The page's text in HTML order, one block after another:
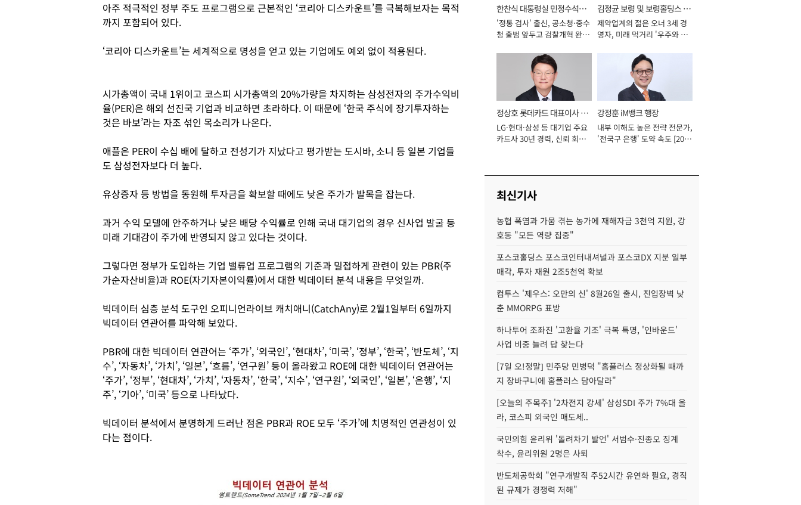
아주 적극적인 정부 주도 프로그램으로 근본적인 ‘코리아 디스카운트’를 극복해보자는 목적
까지 포함되어 있다.
‘코리아 디스카운트’는 세계적으로 명성을 얻고 있는 기업에도 예외 없이 적용된다.
시가총액이 국내 1위이고 코스피 시가총액의 20%가량을 차지하는 삼성전자의 주가수익비
율(PER)은 해외 선진국 기업과 비교하면 초라하다. 이 때문에 ‘한국 주식에 장기투자하는
것은 바보’라는 자조 섞인 목소리가 나온다.
애플은 PER이 수십 배에 달하고 전성기가 지났다고 평가받는 도시바, 소니 등 일본 기업들
도 삼성전자보다 더 높다.
유상증자 등 방법을 동원해 투자금을 확보할 때에도 낮은 주가가 발목을 잡는다.
과거 수익 모델에 안주하거나 낮은 배당 수익률로 인해 국내 대기업의 경우 신사업 발굴 등
미래 기대감이 주가에 반영되지 않고 있다는 것이다.
그렇다면 정부가 도입하는 기업 밸류업 프로그램의 기준과 밀접하게 관련이 있는 PBR(주
가순자산비율)과 ROE(자기자본이익률)에서 대한 빅데이터 분석 내용을 무엇일까.
빅데이터 심층 분석 도구인 오피니언라이브 캐치애니(CatchAny)로 2월1일부터 6일까지
빅데이터 연관어를 파악해 보았다.
PBR에 대한 빅데이터 연관어는 ‘주가’, ‘외국인’, ‘현대차’, ‘미국’, ‘정부’, ‘한국’, ‘반도체’, ‘지
수’, ‘자동차’, ‘가치’, ‘일본’, ‘흐름’, ‘연구원’ 등이 올라왔고 ROE에 대한 빅데이터 연관어는
‘주가’, ‘정부’, ‘현대차’, ‘가치’, ‘자동차’, ‘한국’, ‘지수’, ‘연구원’, ‘외국인’, ‘일본’, ‘은행’, ‘지
주’, ‘기아’, ‘미국’ 등으로 나타났다.
빅데이터 분석에서 분명하게 드러난 점은 PBR과 ROE 모두 ‘주가’에 치명적인 연관성이 있
다는 점이다.
한찬식 대통령실 민정수석비
서관
'정통 검사' 출신, 공소청·중수
청 출범 앞두고 검찰개혁 완수
김정균 보령 및 보령홀딩스 대
표이사 사장
제약업계의 젊은 오너 3세 경
영자, 미래 먹거리 '우주와 헬
정상호 롯데카드 대표이사 사
장
LG·현대·삼성 등 대기업 주요
카드사 30년 경력, 신뢰 회복
강정훈 iM뱅크 행장
내부 이해도 높은 전략 전문가,
'전국구 은행' 도약 속도 [2026
최신기사
농협 폭염과 가뭄 겪는 농가에 재해자금 3천억 지원, 강
호동 "모든 역량 집중"
포스코홀딩스 포스코인터내셔널과 포스코DX 지분 일부
매각, 투자 재원 2조5천억 확보
컴투스 '제우스: 오만의 신' 8월26일 출시, 진입장벽 낮
춘 MMORPG 표방
하나투어 조좌진 '고환율 기조' 극복 특명, '인바운드'
사업 비중 늘려 답 찾는다
[7일 오!정말] 민주당 민병덕 "홈플러스 정상화될 때까
지 장바구니에 홈플러스 담아달라"
[오늘의 주목주] '2차전지 강세' 삼성SDI 주가 7%대 올
라, 코스피 외국인 매도세..
국민의힘 윤리위 '돌려차기 발언' 서범수·진종오 징계
착수, 윤리위원 2명은 사퇴
반도체공학회 "연구개발직 주52시간 유연화 필요, 경직
된 규제가 경쟁력 저해"